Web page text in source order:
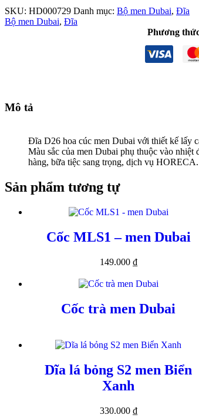
SKU: HD000729 Danh mục: Bộ men Dubai, Đĩa
Bộ men Dubai, Đĩa
Phương
Mô tả
Đĩa D26 hoa cúc men Dubai với thiết kế lấy
Màu sắc của men Dubai phụ thuộc vào nhiệt
hàng, bữa tiệc sang trọng, dịch vụ HORECA.
Sản phẩm tương tự
Cốc MLS1 – men Dubai
149.000 ₫
Cốc trà men Dubai
Dĩa lá bỏng S2 men Biển
Xanh
330.000 ₫